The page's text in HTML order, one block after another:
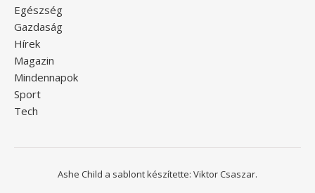
Egészség
Gazdaság
Hírek
Magazin
Mindennapok
Sport
Tech
Ashe Child a sablont készítette: Viktor Csaszar.